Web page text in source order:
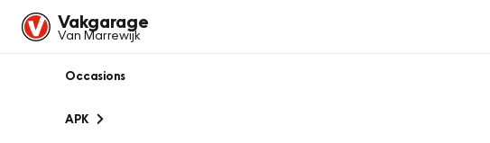
Vakgarage
Van Marrewijk
Occasions
APK